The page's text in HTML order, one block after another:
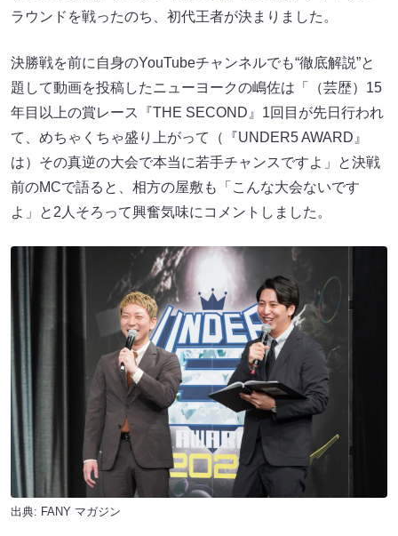
ラウンドを戦ったのち、初代王者が決まりました。
決勝戦を前に自身のYouTubeチャンネルでも“徹底解説”と
題して動画を投稿したニューヨークの嶋佐は「（芸歴）15
年目以上の賞レース『THE SECOND』1回目が先日行われ
て、めちゃくちゃ盛り上がって（『UNDER5 AWARD』
は）その真逆の大会で本当に若手チャンスですよ」と決戦
前のMCで語ると、相方の屋敷も「こんな大会ないです
よ」と2人そろって興奮気味にコメントしました。
出典: FANY マガジン